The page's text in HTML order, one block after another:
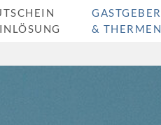
GASTGEBER
& THERMEN